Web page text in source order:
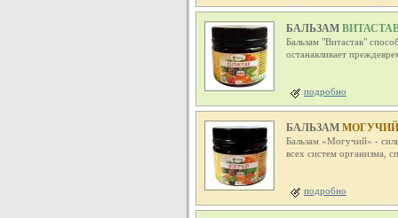
БАЛЬЗАМ
Бальзам "Витастав"
останавливает
подробно
БАЛЬЗАММОГУЧИЙ
Бальзам «Могучий» -
всех систем организма,
подробно